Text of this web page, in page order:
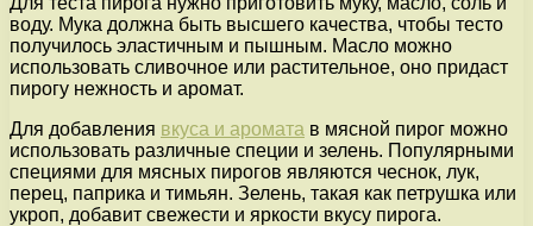
воду. Мука должна быть высшего качества, чтобы тесто
получилось эластичным и пышным. Масло можно
использовать сливочное или растительное, оно придаст
пирогу нежность и аромат.
Для добавления вкуса и аромата в мясной пирог можно
использовать различные специи и зелень. Популярными
специями для мясных пирогов являются чеснок, лук,
перец, паприка и тимьян. Зелень, такая как петрушка или
укроп, добавит свежести и яркости вкусу пирога.